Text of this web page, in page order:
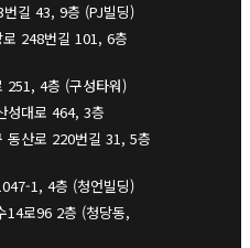
길 43, 9층 (PJ빌딩)
248번길 101, 6층
251, 4층 (구성타워)
성대로 464, 3층
동산로 220번길 31, 5층
1, 4층 (청언빌딩)
14로96 2층 (청당동,